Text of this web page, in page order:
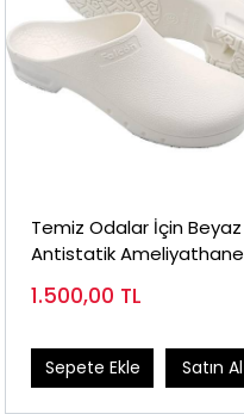
Temiz Odalar İçin Beyaz
Antistatik Ameliyathane
1.500,00 TL
Sepete Ekle Satın Al